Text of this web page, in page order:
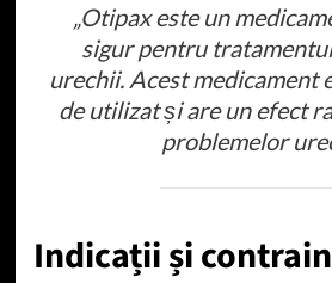
„Otipax este un
sigur pentru
urechii. Acest medicament
de utilizat și are un efect
problemelor
Indicații și